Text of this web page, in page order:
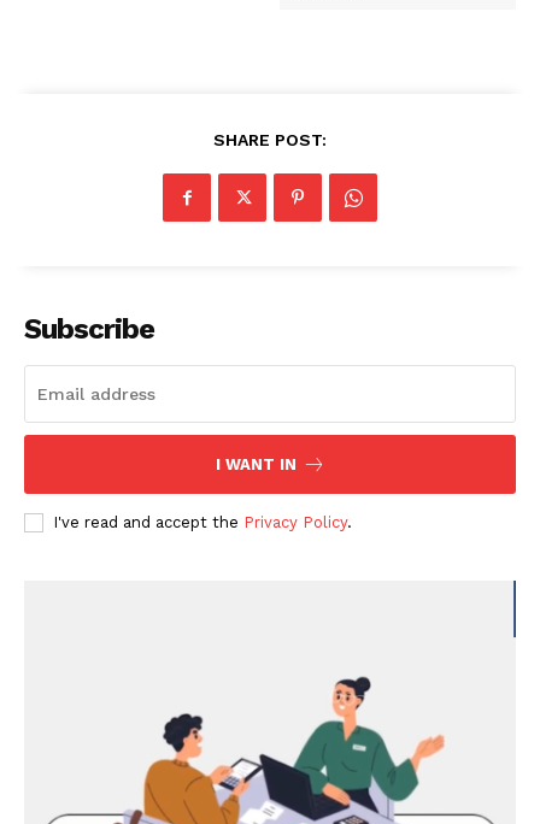
SHARE POST:
Subscribe
I WANT IN
I've read and accept the Privacy Policy.